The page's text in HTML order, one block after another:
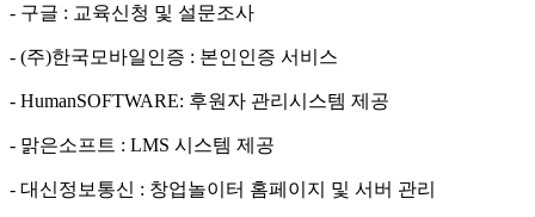
- 구글 : 교육신청 및 설문조사
- (주)한국모바일인증 : 본인인증 서비스
- HumanSOFTWARE: 후원자 관리시스템 제공
- 맑은소프트 : LMS 시스템 제공
- 대신정보통신 : 창업놀이터 홈페이지 및 서버 관리